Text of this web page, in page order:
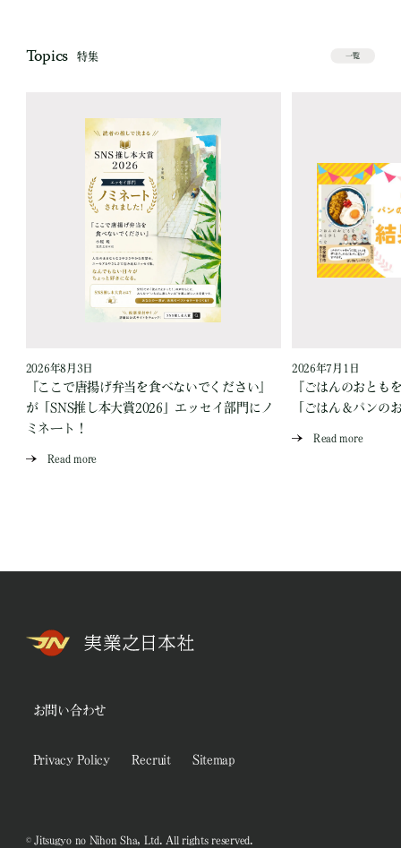
Topics 特集 一覧
2026年8月3日
『ここで唐揚げ弁当を食べないでください』
が「SNS推し本大賞2026」エッセイ部門にノ
ミネート！
Read more
2026年7月1日
『ごはんのおとも
「ごはん＆パンの
Read more
お問い合わせ
Privacy Policy Recruit Sitemap
© Jitsugyo no Nihon Sha, Ltd. All rights reserved.